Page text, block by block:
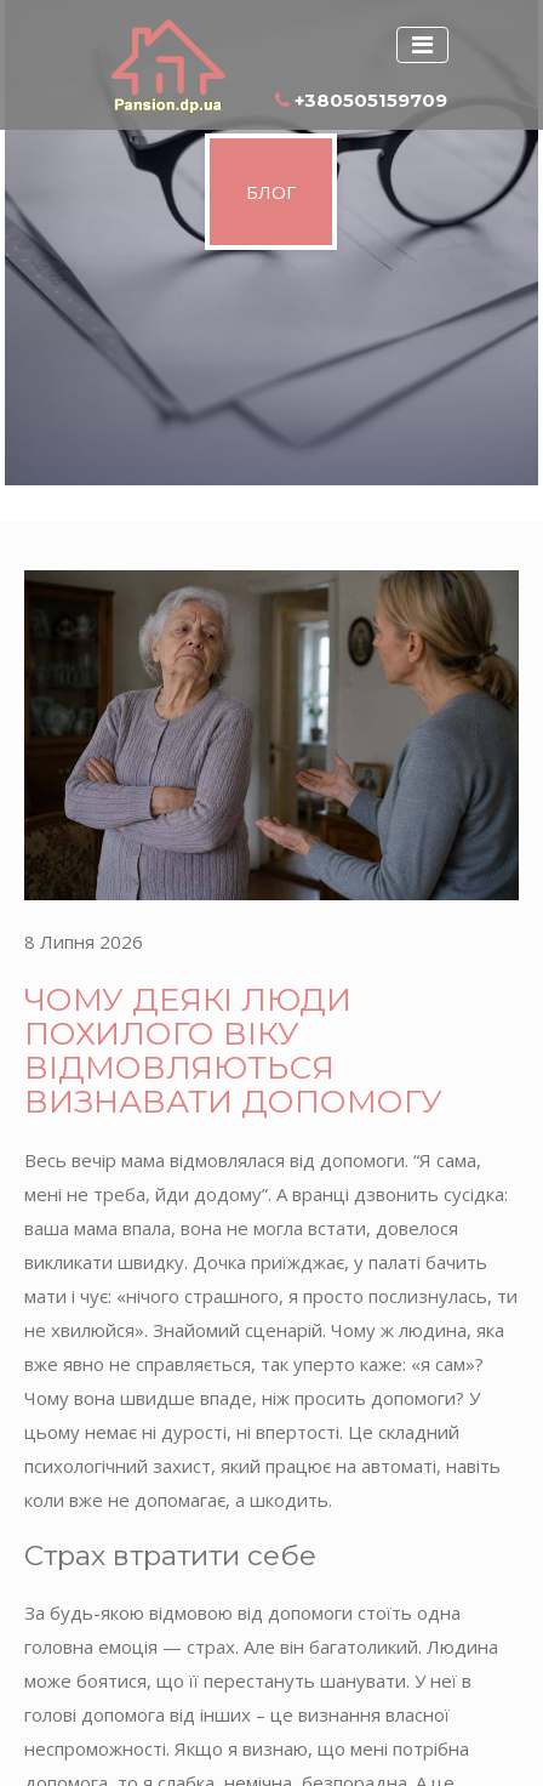
+380505159709
БЛОГ
8 Липня 2026
ЧОМУ ДЕЯКІ ЛЮДИ
ПОХИЛОГО ВІКУ
ВІДМОВЛЯЮТЬСЯ
ВИЗНАВАТИ ДОПОМОГУ
Весь вечір мама відмовлялася від допомоги. “Я сама,
мені не треба, йди додому”. А вранці дзвонить сусідка:
ваша мама впала, вона не могла встати, довелося
викликати швидку. Дочка приїжджає, у палаті бачить
мати і чує: «нічого страшного, я просто послизнулась, ти
не хвилюйся». Знайомий сценарій. Чому ж людина, яка
вже явно не справляється, так уперто каже: «я сам»?
Чому вона швидше впаде, ніж просить допомоги? У
цьому немає ні дурості, ні впертості. Це складний
психологічний захист, який працює на автоматі, навіть
коли вже не допомагає, а шкодить.
Страх втратити себе
За будь-якою відмовою від допомоги стоїть одна
головна емоція — страх. Але він багатоликий. Людина
може боятися, що її перестануть шанувати. У неї в
голові допомога від інших – це визнання власної
неспроможності. Якщо я визнаю, що мені потрібна